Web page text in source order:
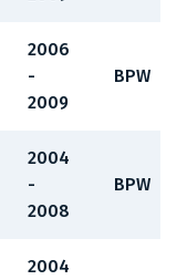
2006
-
2009
BPW
2004
-
2008
BPW
2004